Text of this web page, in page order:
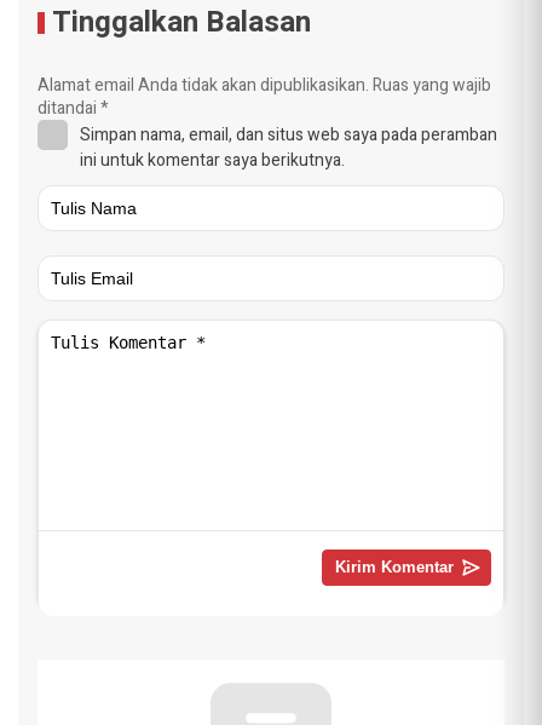
Tinggalkan Balasan
Alamat email Anda tidak akan dipublikasikan.Ruas yang wajib
ditandai*
Simpan nama, email, dan situs web saya pada peramban
ini untuk komentar saya berikutnya.